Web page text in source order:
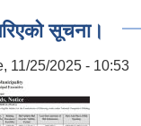
सूचना।
11/25/2025 - 10:53